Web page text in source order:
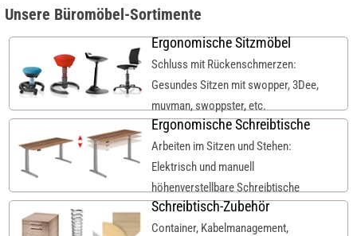
Unsere Büromöbel-Sortimente
Ergonomische Sitzmöbel
Schluss mit Rückenschmerzen:
Gesundes Sitzen mit swopper, 3Dee,
muvman, swoppster, etc.
Ergonomische Schreibtische
Arbeiten im Sitzen und Stehen:
Elektrisch und manuell
höhenverstellbare Schreibtische
Schreibtisch-Zubehör
Container, Kabelmanagement,